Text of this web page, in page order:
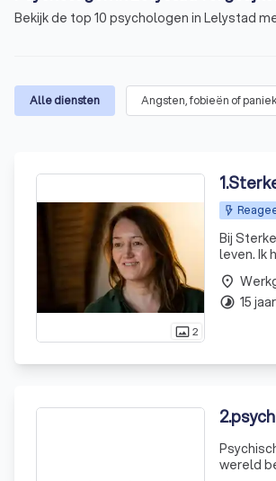
Bekijk de top 10 psychologen in Lelystad
Alle diensten Angsten, fobieën of paniek
photo_size_select_actual2
1.
Bij
leven. Ik
systemis
place
timelapse 15
2.
wereld